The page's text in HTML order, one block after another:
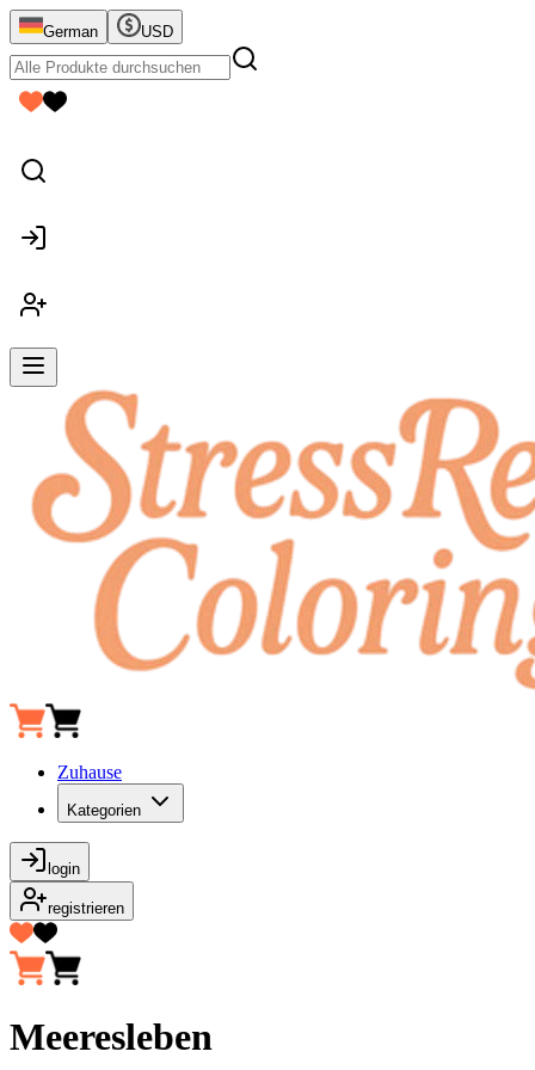
German USD
Zuhause
Kategorien
login
registrieren
Meeresleben